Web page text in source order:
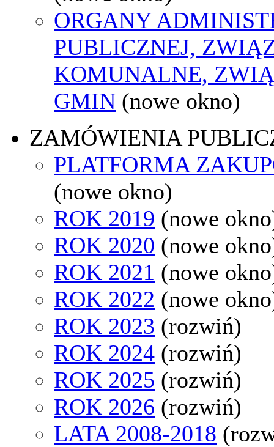
ORGANY
PUBLICZNEJ,
KOMUNALNE,
GMIN (nowe okno)
ZAMÓWIENIA
PLATFORMA
(nowe okno)
ROK 2019 (nowe
ROK 2020 (nowe
ROK 2021 (nowe
ROK 2022 (nowe
ROK 2023 (rozwiń)
ROK 2024 (rozwiń)
ROK 2025 (rozwiń)
ROK 2026 (rozwiń)
LATA 2008-2018